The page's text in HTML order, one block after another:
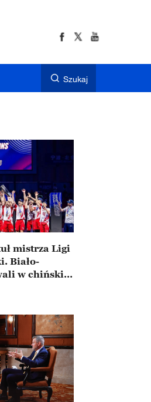
Szukaj
mistrza Ligi
Biało-
w chińskim